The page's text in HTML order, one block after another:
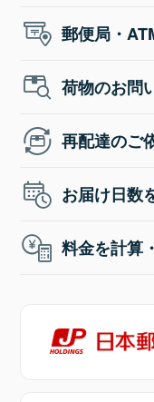
郵便局・
荷物のお問
再配達のご
お届け日数
料金を計算